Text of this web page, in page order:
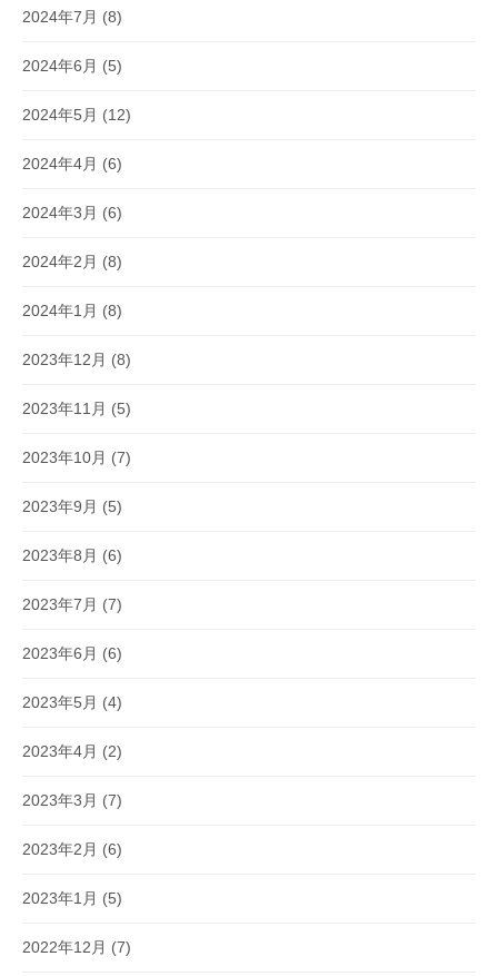
2024年7月 (8)
2024年6月 (5)
2024年5月 (12)
2024年4月 (6)
2024年3月 (6)
2024年2月 (8)
2024年1月 (8)
2023年12月 (8)
2023年11月 (5)
2023年10月 (7)
2023年9月 (5)
2023年8月 (6)
2023年7月 (7)
2023年6月 (6)
2023年5月 (4)
2023年4月 (2)
2023年3月 (7)
2023年2月 (6)
2023年1月 (5)
2022年12月 (7)